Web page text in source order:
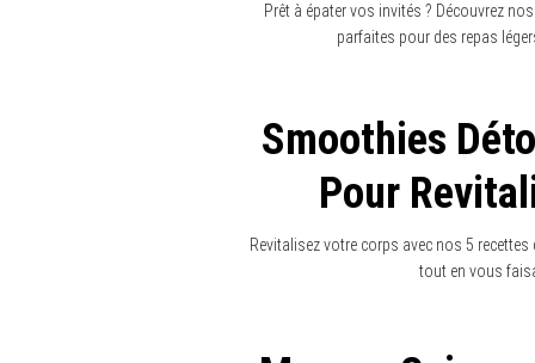
Prêt à épater vos invités ? Découvrez
parfaites pour des repas
Smoothies
Pour
Revitalisez votre corps avec nos 5
tout en vous